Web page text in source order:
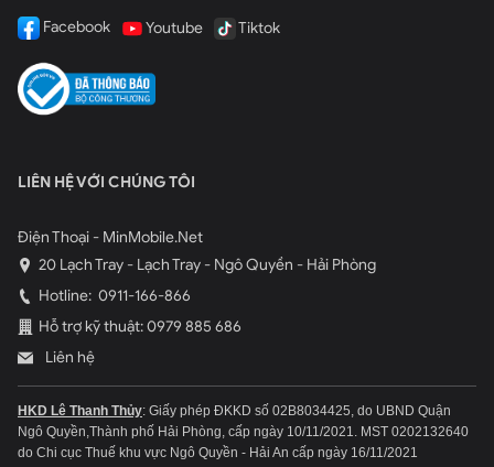
Facebook Youtube Tiktok
LIÊN HỆ VỚI CHÚNG TÔI
Điện Thoại - MinMobile.Net
20 Lạch Tray - Lạch Tray - Ngô Quyền - Hải Phòng
Hotline: 0911-166-866
Hỗ trợ kỹ thuật: 0979 885 686
Liên hệ
HKD Lê Thanh Thủy: Giấy phép ĐKKD số 02B8034425, do UBND Quận
Ngô Quyền,Thành phố Hải Phòng, cấp ngày 10/11/2021.
MST 0202132640
do Chi cục Thuế khu vực Ngô Quyền - Hải An cấp ngày 16/11/2021